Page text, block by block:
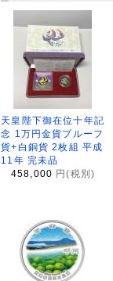
天皇陛下御在位十年記
念 1万円金貨プルーフ
貨+白銅貨 2枚組 平成
11年 完未品
458,000 円(税別)